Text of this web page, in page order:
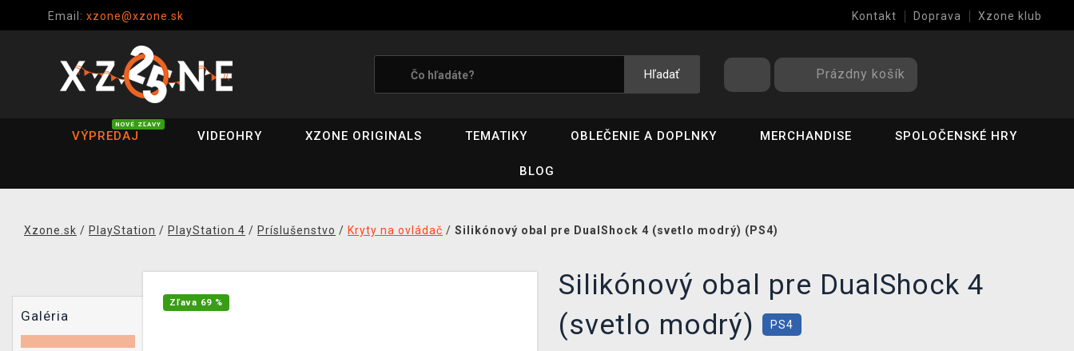
Email: xzone@xzone.sk Kontakt Doprava Xzone klub
Hľadať Prázdny košík
VÝPREDAJ
NOVÉ ZĽAVY
VIDEOHRY XZONE ORIGINALS TEMATIKY OBLEČENIE A DOPLNKY MERCHANDISE SPOLOČENSKÉ HRY
BLOG
Xzone.sk / PlayStation / PlayStation 4 / Príslušenstvo / Kryty na ovládač / Silikónový obal pre DualShock 4 (svetlo modrý) (PS4)
Galéria
Zľava 69 %
Silikónový obal pre DualShock 4
(svetlo modrý)
PS4